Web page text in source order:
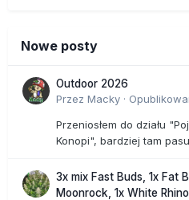
Nowe posty
Outdoor 2026
Przez Macky ·
Przeniosłem do działu
Konopi", bardziej tam
3x mix Fast Buds, 1x Fat
Moonrock, 1x White